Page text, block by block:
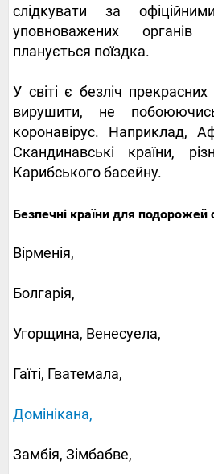
слідкувати за
уповноважених
планується поїздка.
У світі є безліч
вирушити, не
коронавірус. Наприклад,
Скандинавські країни,
Карибського басейну.
Безпечні країни для
Вірменія,
Болгарія,
Угорщина, Венесуела,
Гаїті, Гватемала,
Домінікана,
Замбія, Зімбабве,